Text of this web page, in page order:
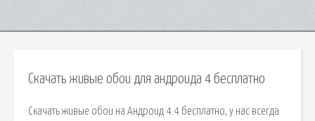
Скачать живые обои для андроида 4 бесплатно
Скачать живые обои на Андроид 4.4 бесплатно, у нас всегда